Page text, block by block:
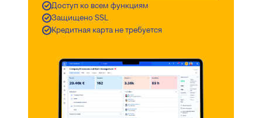
Доступ ко всем функциям
Защищено SSL
Кредитная карта не требуется